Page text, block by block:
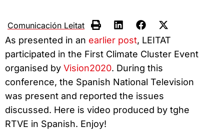
Comunicación Leitat
As presented in an earlier post, LEITAT
participated in the First Climate Cluster Event
organised by Vision2020. During this
conference, the Spanish National Television
was present and reported the issues
discussed. Here is video produced by tghe
RTVE in Spanish. Enjoy!